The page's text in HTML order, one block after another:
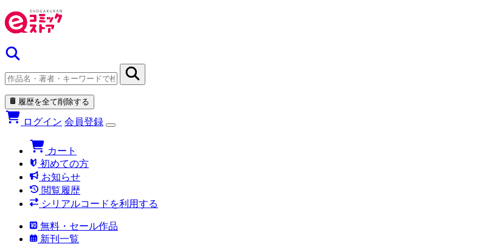
履歴を全て削除する
ログイン 会員登録
カート
初めての方
お知らせ
閲覧履歴
シリアルコードを利用する
無料・セール作品
新刊一覧